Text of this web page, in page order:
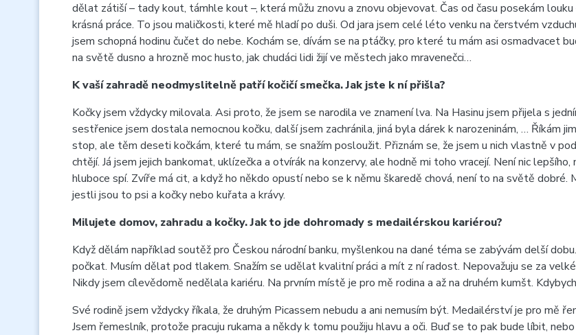
dělat zátiší – tady kout, támhle kout –, která můžu znovu a znovu objevovat. Čas od času posekám
krásná práce. To jsou maličkosti, které mě hladí po duši. Od jara jsem celé léto venku na čerstvém
jsem schopná hodinu čučet do nebe. Kochám se, dívám se na ptáčky, pro které tu mám asi osmadvacet
na světě dusno a hrozně moc husto, jak chudáci lidi žijí ve městech jako mravenečci…
K vaší zahradě neodmyslitelně patří kočičí smečka. Jak jste k ní přišla?
Kočky jsem vždycky milovala. Asi proto, že jsem se narodila ve znamení lva. Na Hasinu jsem přijela s
sestřenice jsem dostala nemocnou kočku, další jsem zachránila, jiná byla dárek k narozeninám, … Říkám
stop, ale těm deseti kočkám, které tu mám, se snažím posloužit. Přiznám se, že jsem u nich vlastně v
chtějí. Já jsem jejich bankomat, uklízečka a otvírák na konzervy, ale hodně mi toho vracejí. Není nic
hluboce spí. Zvíře má cit, a když ho někdo opustí nebo se k němu škaredě chová, není to na světě
jestli jsou to psi a kočky nebo kuřata a krávy.
Milujete domov, zahradu a kočky. Jak to jde dohromady s medailérskou kariérou?
Když dělám například soutěž pro Českou národní banku, myšlenkou na dané téma se zabývám delší
počkat. Musím dělat pod tlakem. Snažím se udělat kvalitní práci a mít z ní radost. Nepovažuju se za
Nikdy jsem cílevědomě nedělala kariéru. Na prvním místě je pro mě rodina a až na druhém kumšt.
Své rodině jsem vždycky říkala, že druhým Picassem nebudu a ani nemusím být. Medailérství je pro mě
Jsem řemeslník, protože pracuju rukama a někdy k tomu použiju hlavu a oči. Buď se to pak bude líbit,